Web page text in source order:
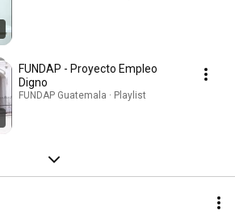
FUNDAP - Proyecto Empleo
Digno
FUNDAP Guatemala · Playlist